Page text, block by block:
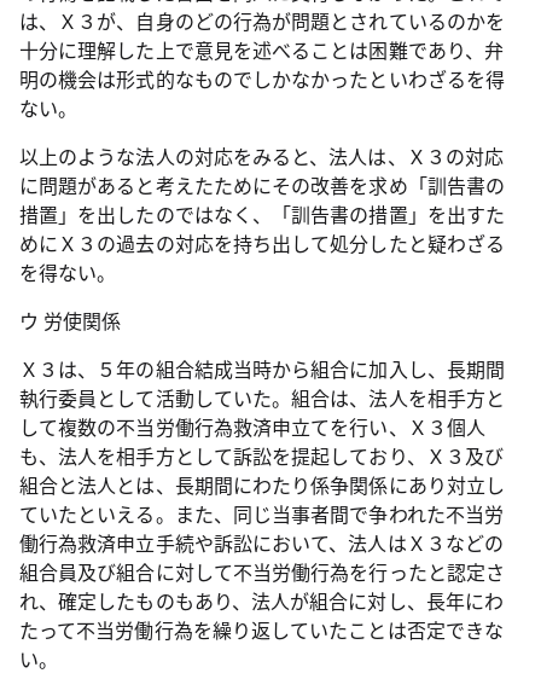
は、Ｘ３が、自身のどの行為が問題とされているのかを
十分に理解した上で意見を述べることは困難であり、弁
明の機会は形式的なものでしかなかったといわざるを得
ない。
以上のような法人の対応をみると、法人は、Ｘ３の対応
に問題があると考えたためにその改善を求め「訓告書の
措置」を出したのではなく、「訓告書の措置」を出すた
めにＸ３の過去の対応を持ち出して処分したと疑わざる
を得ない。
ウ 労使関係
Ｘ３は、５年の組合結成当時から組合に加入し、長期間
執行委員として活動していた。組合は、法人を相手方と
して複数の不当労働行為救済申立てを行い、Ｘ３個人
も、法人を相手方として訴訟を提起しており、Ｘ３及び
組合と法人とは、長期間にわたり係争関係にあり対立し
ていたといえる。また、同じ当事者間で争われた不当労
働行為救済申立手続や訴訟において、法人はＸ３などの
組合員及び組合に対して不当労働行為を行ったと認定さ
れ、確定したものもあり、法人が組合に対し、長年にわ
たって不当労働行為を繰り返していたことは否定できな
い。